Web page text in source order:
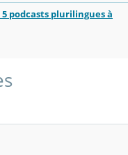
: 5 podcasts plurilingues à